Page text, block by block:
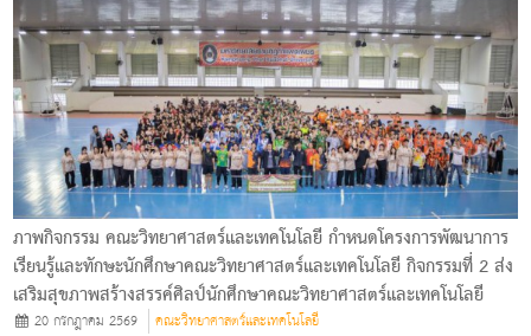
ภาพกิจกรรม คณะวิทยาศาสตร์และเทคโนโลยี กำหนดโครงการพัฒนาการ
เรียนรู้และทักษะนักศึกษาคณะวิทยาศาสตร์และเทคโนโลยี กิจกรรมที่ 2 ส่ง
เสริมสุขภาพสร้างสรรค์ศิลป์นักศึกษาคณะวิทยาศาสตร์และเทคโนโลยี
20 กรกฎาคม 2569 คณะวิทยาศาสตร์และเทคโนโลยี